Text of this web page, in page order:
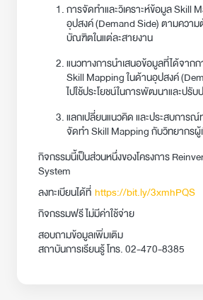
การจัดทำและวิเคราะห์ข้อมูล Skill
อุปสงค์ (Demand Side) ตามควา
บัณฑิตในแต่ละสายงาน
แนวทางการนำเสนอข้อมูลที่ได้จากก
Skill Mapping ในด้านอุปสงค์
ไปใช้ประโยชน์ในการพัฒนาและปรั
แลกเปลี่ยนแนวคิด และประสบการณ์
จัดทำ Skill Mapping กับวิทยากรผู้
กิจกรรมนี้เป็นส่วนหนึ่งของโครงการ
System
ลงทะเบียนได้ที่ https://bit.ly/3xmhPQS
กิจกรรมฟรี ไม่มีค่าใช้จ่าย
สอบถามข้อมูลเพิ่มเติม
สถาบันการเรียนรู้ โทร. 02-470-8385